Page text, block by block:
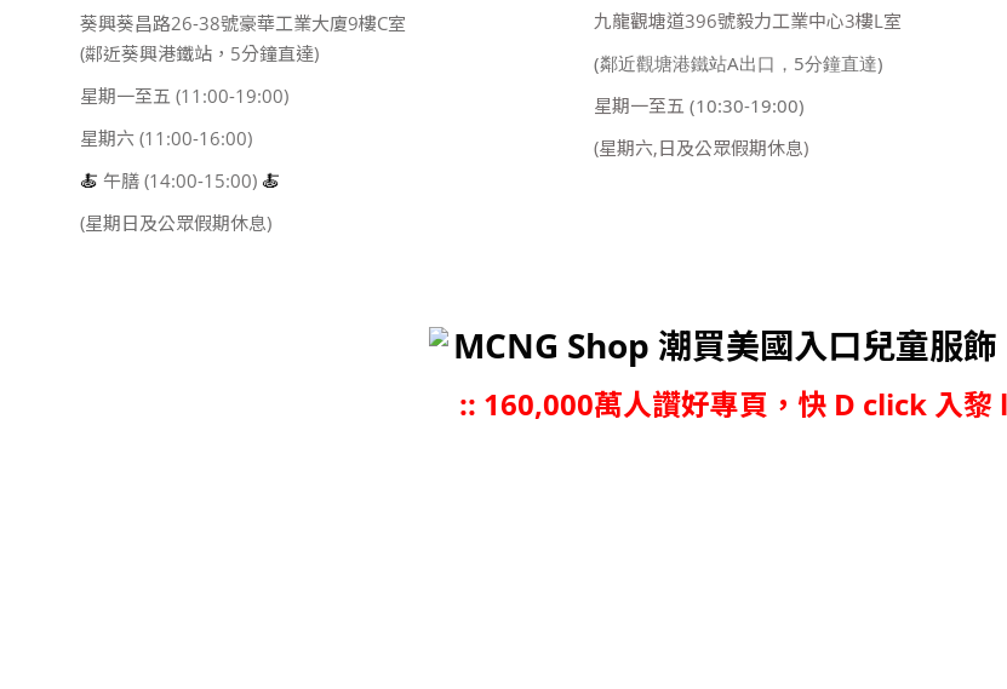
葵興葵昌路26-38號豪華工業大廈9樓C室
(鄰近葵興港鐵站，5分鐘直達)
星期一至五 (11:00-19:00)
星期六 (11:00-16:00)
🍝 午膳 (14:00-15:00) 🍝
(星期日及公眾假期休息)
九龍觀塘道396號毅力工業中心3樓L室
(鄰近觀塘港鐵站A出口，5分鐘直達)
星期一至五 (10:30-19:00)
(星期六,日及公眾假期休息)
MCNG Shop 潮買美國入口兒童服
:: 160,000萬人讚好專頁，快 D click 入黎